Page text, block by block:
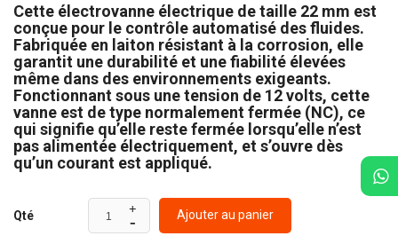
Cette électrovanne électrique de taille 22 mm est
conçue pour le contrôle automatisé des fluides.
Fabriquée en laiton résistant à la corrosion, elle
garantit une durabilité et une fiabilité élevées
même dans des environnements exigeants.
Fonctionnant sous une tension de 12 volts, cette
vanne est de type normalement fermée (NC), ce
qui signifie qu’elle reste fermée lorsqu’elle n’est
pas alimentée électriquement, et s’ouvre dès
qu’un courant est appliqué.
Qté Ajouter au panier